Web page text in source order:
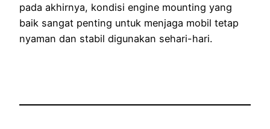
pada akhirnya, kondisi engine mounting yang
baik sangat penting untuk menjaga mobil tetap
nyaman dan stabil digunakan sehari-hari.